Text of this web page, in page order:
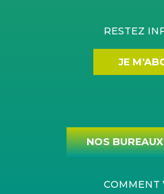
RESTEZ
JE
NOS
COMMENT